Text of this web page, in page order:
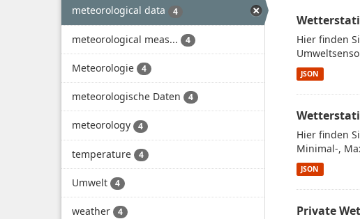
meteorological data 4
meteorological meas... 4
Meteorologie 4
meteorologische Daten 4
meteorology 4
temperature 4
Umwelt 4
weather 4
Hier finden
JSON
Hier finden
Minimal-,
JSON
Private